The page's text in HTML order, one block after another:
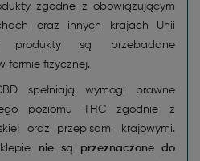
zgodne z obowiązującym
oraz innych krajach Unii
produkty są przebadane
formie fizycznej.
spełniają wymogi prawne
poziomu THC zgodnie z
oraz przepisami krajowymi.
nie są przeznaczone do